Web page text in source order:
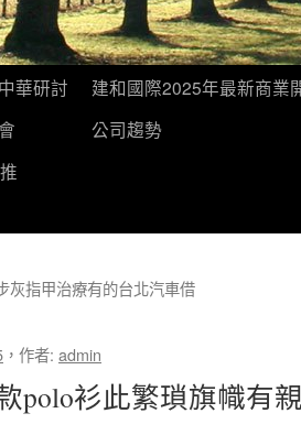
中華研討
會
建和國際2025年最新商業
公司趨勢
灰指甲治療有的台北汽車借
， 作者: admin
polo衫此繁瑣旗幟有